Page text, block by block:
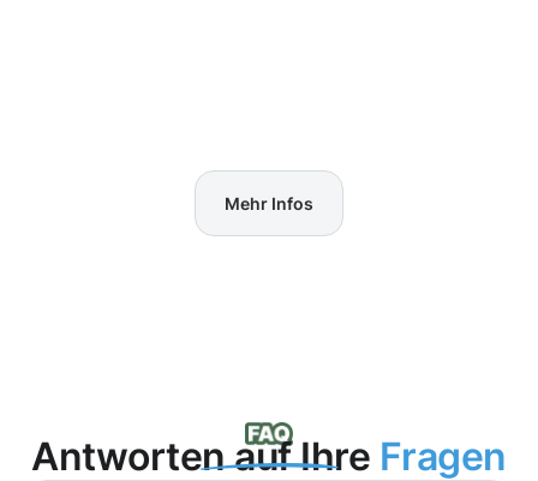
Mehr Infos
Antworten auf Ihre Fragen